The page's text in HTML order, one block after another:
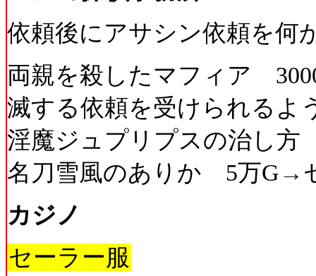
依頼後にアサシン依頼を何
両親を殺したマフィア
滅する依頼を受けられるよ
淫魔ジュプリプスの治し
名刀雪風のありか 5万G→
カジノ
セーラー服